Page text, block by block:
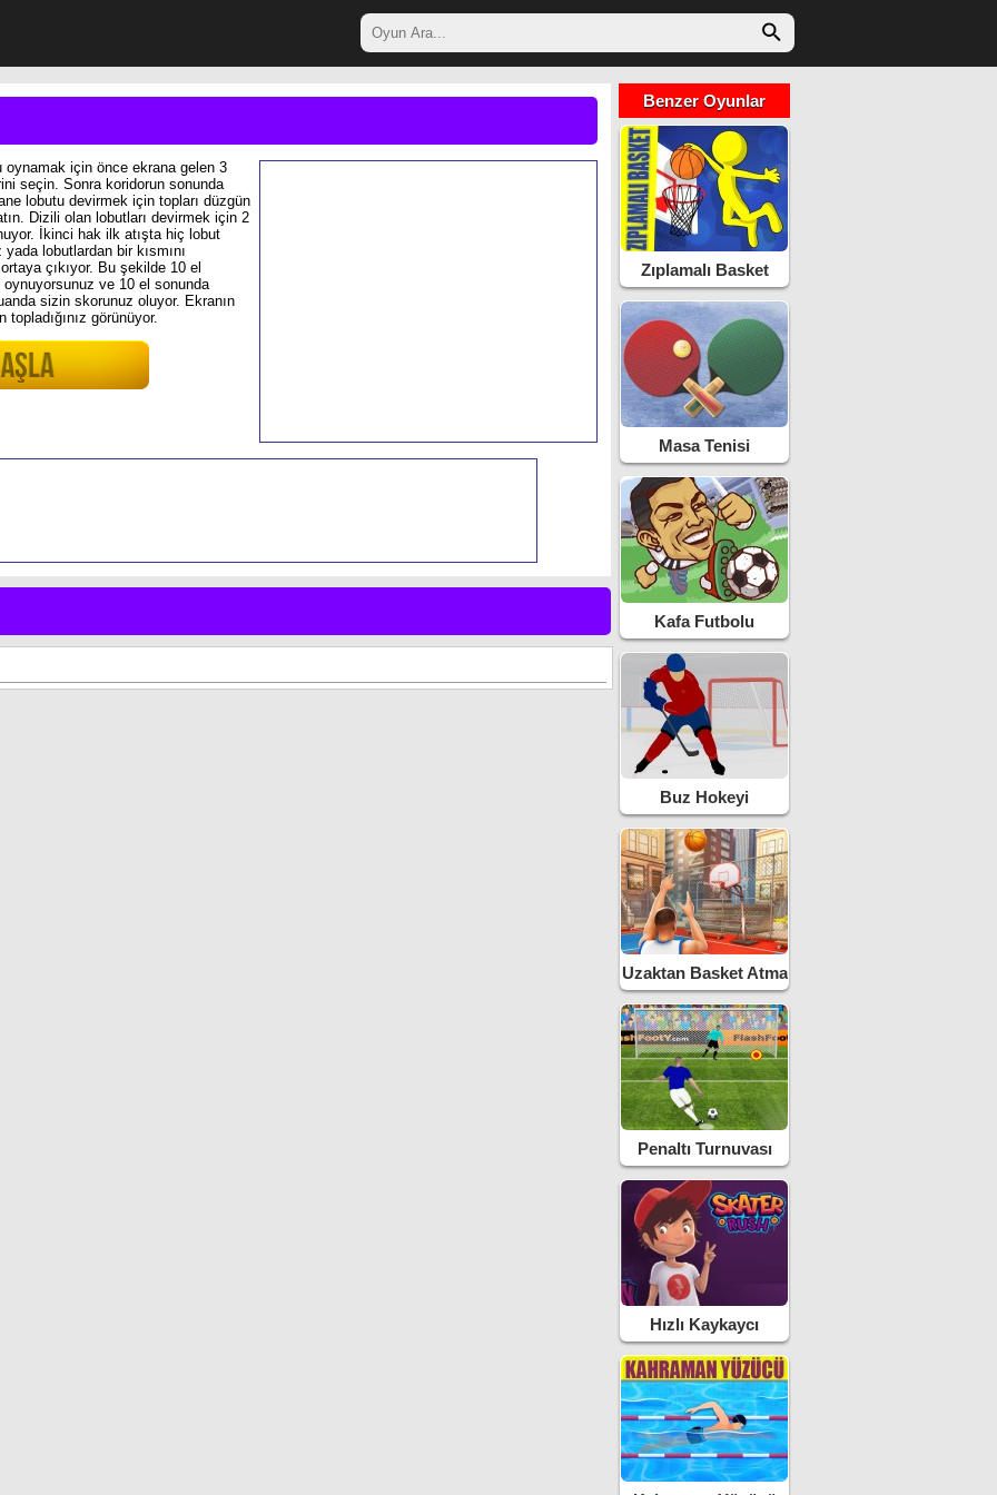
oynamak için önce ekrana gelen 3
seçin. Sonra koridorun sonunda
lobutu devirmek için topları düzgün
Dizili olan lobutları devirmek için 2
İkinci hak ilk atışta hiç lobut
lobutlardan bir kısmını
çıkıyor. Bu şekilde 10 el
oynuyorsunuz ve 10 el sonunda
sizin skorunuz oluyor. Ekranın
görünüyor.
Benzer Oyunlar
Zıplamalı Basket
Masa Tenisi
Turnuvası
Kafa Futbolu
Buz Hokeyi
Uzaktan Basket Atma
Penaltı Turnuvası
Hızlı Kaykaycı